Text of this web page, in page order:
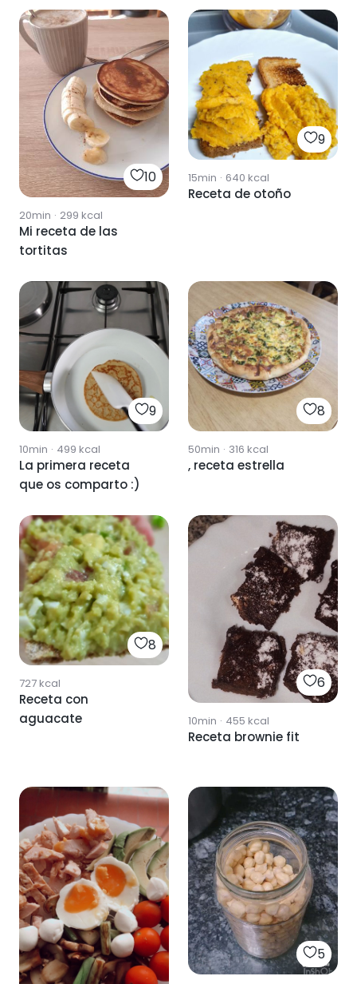
10
20min · 299 kcal
Mi receta de las
tortitas
9
15min · 640 kcal
Receta de otoño
9
10min · 499 kcal
La primera receta
que os comparto :)
8
50min · 316 kcal
, receta estrella
8
727kcal
Receta con
aguacate
6
10min · 455 kcal
Receta brownie fit
5